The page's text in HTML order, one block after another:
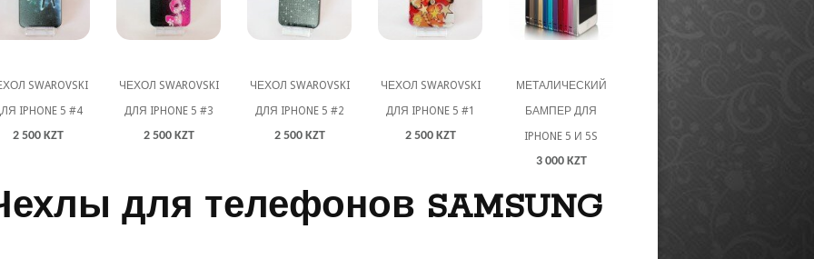
SWAROVSKI
IPHONE 5 #4
2 500 KZT
ЧЕХОЛ SWAROVSKI
ДЛЯ IPHONE 5 #3
2 500 KZT
ЧЕХОЛ SWAROVSKI
ДЛЯ IPHONE 5 #2
2 500 KZT
ЧЕХОЛ SWAROVSKI
ДЛЯ IPHONE 5 #1
2 500 KZT
МЕТАЛИЧЕСКИЙ
БАМПЕР ДЛЯ
IPHONE 5 И 5S
3 000 KZT
для телефонов SAMSUNG